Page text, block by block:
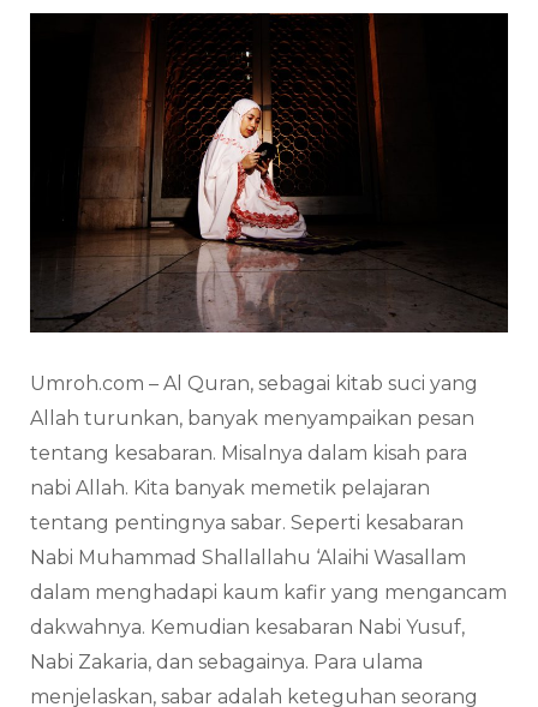
Umroh.com – Al Quran, sebagai kitab suci yang
Allah turunkan, banyak menyampaikan pesan
tentang kesabaran. Misalnya dalam kisah para
nabi Allah. Kita banyak memetik pelajaran
tentang pentingnya sabar. Seperti kesabaran
Nabi Muhammad Shallallahu ‘Alaihi Wasallam
dalam menghadapi kaum kafir yang mengancam
dakwahnya. Kemudian kesabaran Nabi Yusuf,
Nabi Zakaria, dan sebagainya. Para ulama
menjelaskan, sabar adalah keteguhan seorang